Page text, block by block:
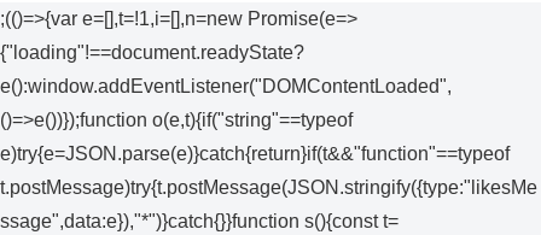
;(()=>{var e=[],t=!1,i=[],n=new Promise(e=>
{"loading"!==document.readyState?
e():window.addEventListener("DOMContentLoaded",
()=>e())});function o(e,t){if("string"==typeof
e)try{e=JSON.parse(e)}catch{return}if(t&&"function"==typeof
t.postMessage)try{t.postMessage(JSON.stringify({type:"likesMe
ssage",data:e}),"*")}catch{}}function s(){const t=